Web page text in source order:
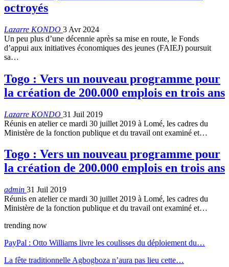
octroyés
Lazarre KONDO 3 Avr 2024
Un peu plus d’une décennie après sa mise en route, le Fonds
d’appui aux initiatives économiques des jeunes (FAIEJ) poursuit
sa…
Togo : Vers un nouveau programme pour
la création de 200.000 emplois en trois ans
Lazarre KONDO 31 Juil 2019
Réunis en atelier ce mardi 30 juillet 2019 à Lomé, les cadres du
Ministère de la fonction publique et du travail ont examiné et…
Togo : Vers un nouveau programme pour
la création de 200.000 emplois en trois ans
admin 31 Juil 2019
Réunis en atelier ce mardi 30 juillet 2019 à Lomé, les cadres du
Ministère de la fonction publique et du travail ont examiné et…
trending now
PayPal : Otto Williams livre les coulisses du déploiement du…
La fête traditionnelle Agbogboza n’aura pas lieu cette…